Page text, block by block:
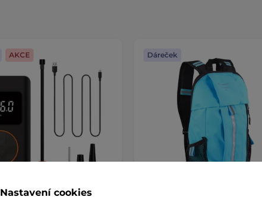
AKCE Dáreček
Nastavení cookies